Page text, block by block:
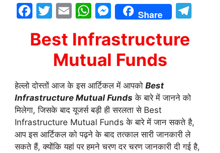
F
c
o
o
k
T
itt
er
E
ai
l
W
at
s
A
p
p
M
e
s
s
n
g
er
Share
Best Infrastructure
Mutual Funds
हेल्लो दोस्तों आज के इस आर्टिकल में आपको Best
Infrastructure Mutual Funds के बारे में जानने को
मिलेगा, जिसके बाद यूजर्स बड़ी ही सरलता से Best
Infrastructure Mutual Funds के बारे में जान सकते है,
आप इस आर्टिकल को पढ़ने के बाद तत्काल सारी जानकारी ले
सकते हैं, क्योंकि यहां पर हमने चरण दर चरण जानकारी दी गई है,